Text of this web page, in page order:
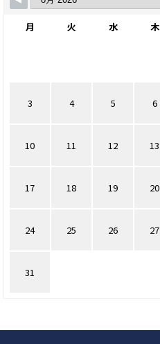
月 火 水 木
3 4 5 6
10 11 12 13
17 18 19 20
24 25 26 27
31